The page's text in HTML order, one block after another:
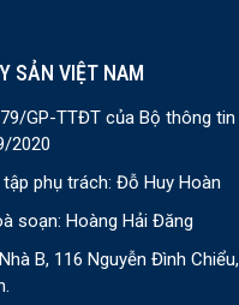
SẢN VIỆT NAM
GP-TTĐT của Bộ thông
2020
tập phụ trách: Đỗ Huy Hoàn
soạn: Hoàng Hải Đăng
B, 116 Nguyễn Đình